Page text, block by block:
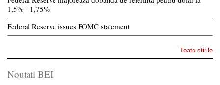
1,5% - 1,75%
Federal Reserve issues FOMC statement
Toate stirile
Noutati BEI